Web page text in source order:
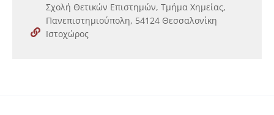
Σχολή Θετικών Επιστημών, Τμήμα Χημείας,
Πανεπιστημιούπολη, 54124 Θεσσαλονίκη
Ιστοχώρος